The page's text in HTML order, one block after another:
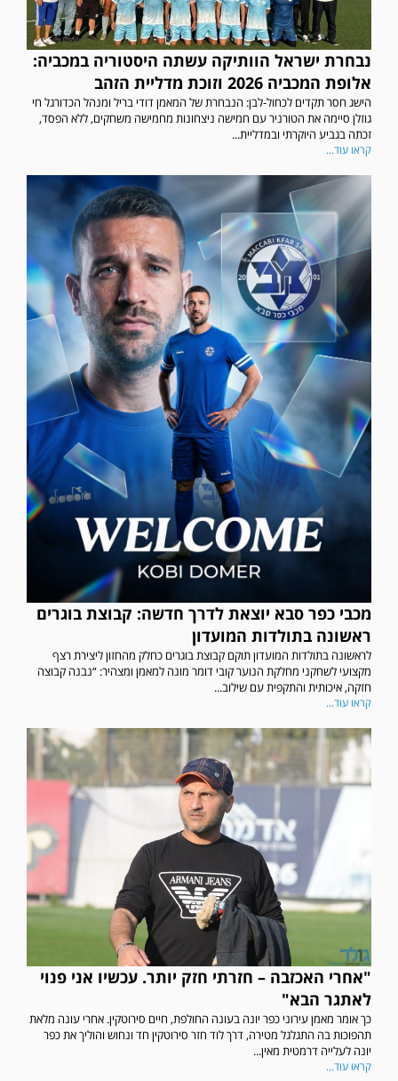
נבחרת ישראל הוותיקה עשתה היסטוריה במכביה:
אלופת המכביה 2026 וזוכת מדליית הזהב
הישג חסר תקדים לכחול-לבן: הנבחרת של המאמן דודי בריל ומנהל הכדורגל חי
גוזלן סיימה את הטורניר עם חמישה ניצחונות מחמישה משחקים, ללא הפסד,
זכתה בגביע היוקרתי ובמדליית...
קראו עוד...
מכבי כפר סבא יוצאת לדרך חדשה: קבוצת בוגרים
ראשונה בתולדות המועדון
לראשונה בתולדות המועדון תוקם קבוצת בוגרים כחלק מהחזון ליצירת רצף
מקצועי לשחקני מחלקת הנוער קובי דומר מונה למאמן ומצהיר: “נבנה קבוצה
חזקה, איכותית והתקפית עם שילוב...
קראו עוד...
"אחרי האכזבה – חזרתי חזק יותר. עכשיו אני פנוי
לאתגר הבא"
כך אומר מאמן עירוני כפר יונה בעונה החולפת, חיים סירוטקין. אחרי עונה מלאת
תהפוכות בה התגלגל מטירה, דרך לוד חזר סירוטקין חד ונחוש והוליך את כפר
יונה לעלייה דרמטית מאין...
קראו עוד...